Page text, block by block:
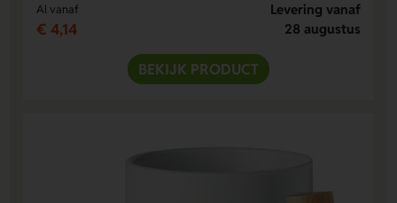
Al vanaf
€ 4,14
Levering vanaf
28 augustus
BEKIJK PRODUCT